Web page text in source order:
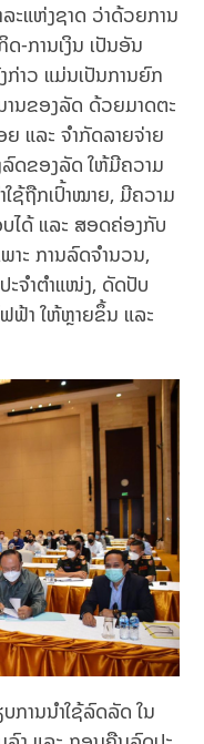
ະແຫ່ງຊາດ ວ່າດ້ວຍການ
-ການເງິນ ເປັນອັນ
ກ່າວ ແມ່ນເປັນການຍົກ
ນຂອງລັດ ດ້ວຍມາດຕະ
ແລະ ຈຳກັດລາຍຈ່າຍ
ລົດຂອງລັດ ໃຫ້ມີຄວາມ
ຊ້ຖືກເປົ້າໝາຍ, ມີຄວາມ
ໄດ້ ແລະ ສອດຄ່ອງກັບ
ພາະ ການລົດຈຳນວນ,
ຈຳຕຳແໜ່ງ, ດັດປັບ
ຟ້າ ໃຫ້ຫຼາຍຂຶ້ນ ແລະ
ການນໍາໃຊ້ລົດລັດ ໃນ